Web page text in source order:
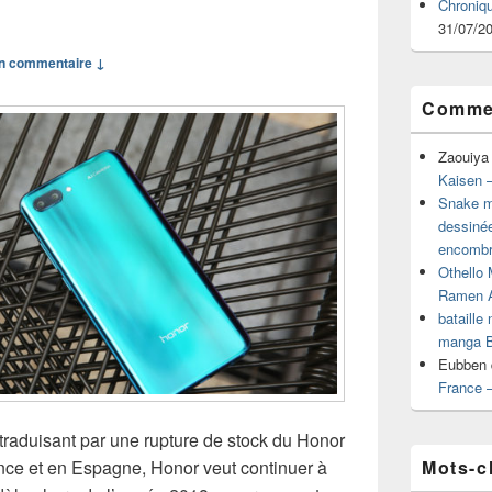
commentaire ↓
par une rupture de stock du Honor
et en Espagne, Honor veut continuer à
31/07/
Zaouiya
Kaisen
Snake
Othello
Ramen
bataille
manga
Eubben
France
Mots-